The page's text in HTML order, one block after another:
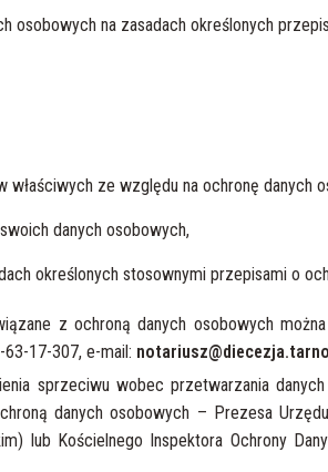
osobowych na zasadach określonych
właściwych ze względu na ochronę danych
danych osobowych,
określonych stosownymi przepisami o
z ochroną danych osobowych
17-307, e-mail:
sprzeciwu wobec przetwarzania
danych osobowych – Prezesa
lub Kościelnego Inspektora Ochrony